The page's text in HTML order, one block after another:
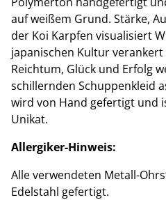
auf weißem Grund. Stärke,
der Koi Karpfen visualisiert
japanischen Kultur verankert
Reichtum, Glück und Erfolg
schillernden Schuppenkleid
wird von Hand gefertigt und
Unikat.
Allergiker-Hinweis:
Alle verwendeten Metall-
Edelstahl gefertigt.